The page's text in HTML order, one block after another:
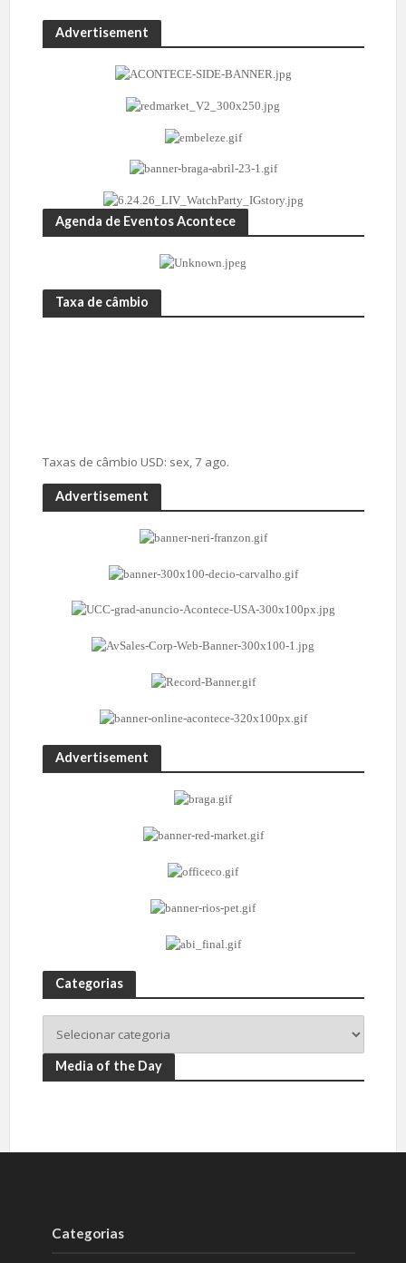
Advertisement
Agenda de Eventos Acontece
Taxa de câmbio
Taxas de câmbio USD: sex, 7 ago.
Advertisement
Advertisement
Categorias
Media of the Day
Categorias